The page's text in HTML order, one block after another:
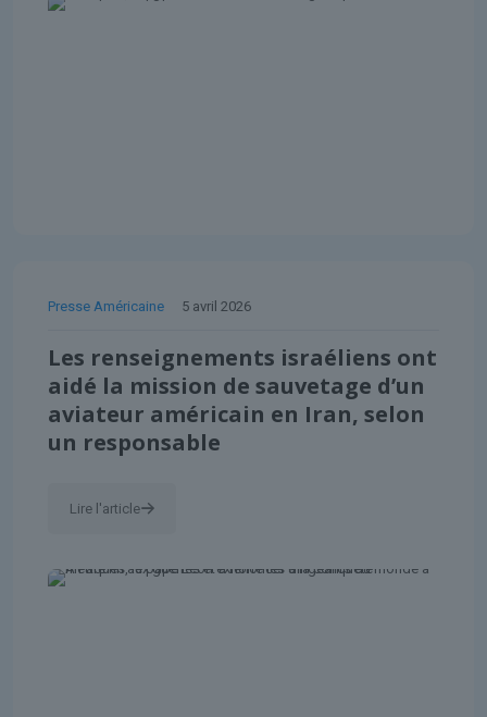
Presse Américaine 5 avril 2026
Les renseignements israéliens ont
aidé la mission de sauvetage d’un
aviateur américain en Iran, selon
un responsable
Lire l'article